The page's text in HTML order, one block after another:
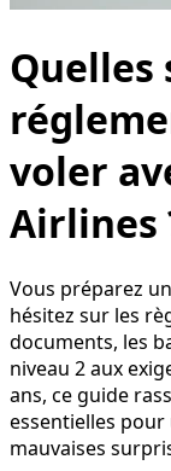
Quelles
voler
Airlines
Vous préparez
hésitez sur les
documents, les
niveau 2 aux
ans, ce guide
essentielles pour
mauvaises